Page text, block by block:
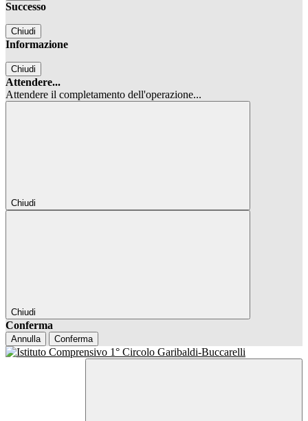
Successo
Chiudi
Informazione
Chiudi
Attendere...
Attendere il completamento dell'operazione...
Chiudi
Chiudi
Conferma
Annulla Conferma